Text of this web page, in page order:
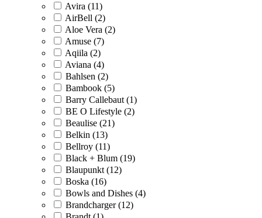
Avira (11)
AirBell (2)
Aloe Vera (2)
Amuse (7)
Aqiila (2)
Aviana (4)
Bahlsen (2)
Bambook (5)
Barry Callebaut (1)
BE O Lifestyle (2)
Beaulise (21)
Belkin (13)
Bellroy (11)
Black + Blum (19)
Blaupunkt (12)
Boska (16)
Bowls and Dishes (4)
Brandcharger (12)